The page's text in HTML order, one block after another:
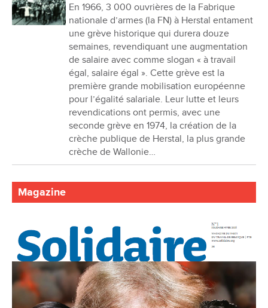
En 1966, 3 000 ouvrières de la Fabrique
nationale d’armes (la FN) à Herstal entament
une grève historique qui durera douze
semaines, revendiquant une augmentation
de salaire avec comme slogan « à travail
égal, salaire égal ». Cette grève est la
première grande mobilisation européenne
pour l’égalité salariale. Leur lutte et leurs
revendications ont permis, avec une
seconde grève en 1974, la création de la
crèche publique de Herstal, la plus grande
crèche de Wallonie…
Magazine